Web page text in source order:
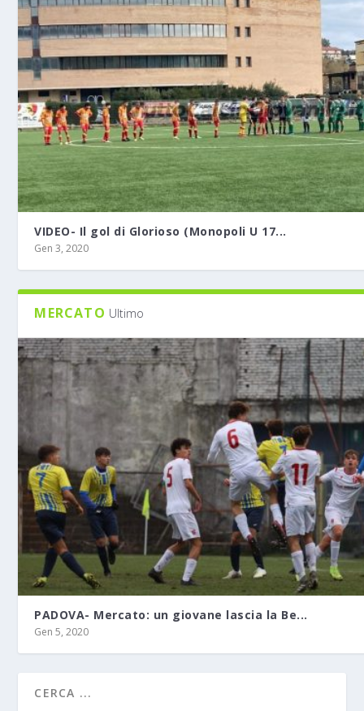
VIDEO- Il gol di Glorioso (Monopoli U 17...
Gen 3, 2020
MERCATO Ultimo
PADOVA- Mercato: un giovane lascia la Be...
Gen 5, 2020